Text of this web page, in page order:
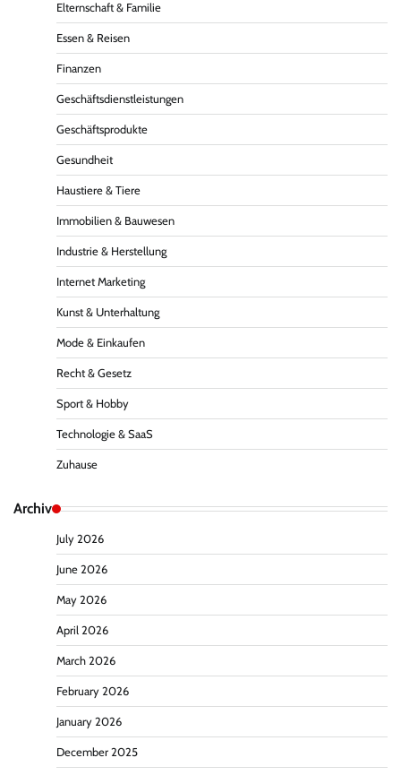
Elternschaft & Familie
Essen & Reisen
Finanzen
Geschäftsdienstleistungen
Geschäftsprodukte
Gesundheit
Haustiere & Tiere
Immobilien & Bauwesen
Industrie & Herstellung
Internet Marketing
Kunst & Unterhaltung
Mode & Einkaufen
Recht & Gesetz
Sport & Hobby
Technologie & SaaS
Zuhause
Archiv
July 2026
June 2026
May 2026
April 2026
March 2026
February 2026
January 2026
December 2025